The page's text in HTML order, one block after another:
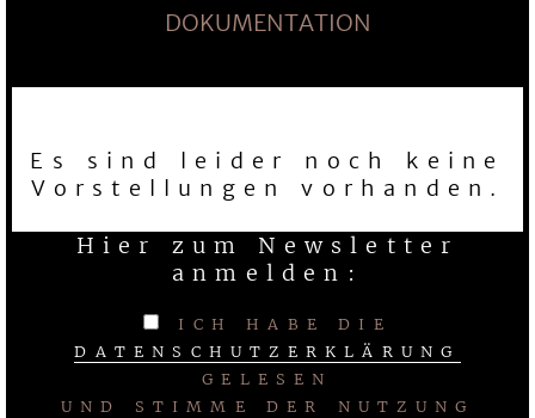
DOKUMENTATION
Es sind leider noch keine
Vorstellungen vorhanden.
Hier zum Newsletter
anmelden:
ICH HABE DIE
DATENSCHUTZERKLÄRUNG
GELESEN
UND STIMME DER NUTZUNG